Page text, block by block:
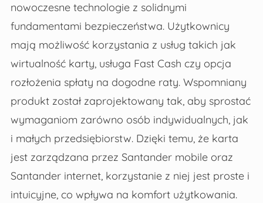
nowoczesne technologie z solidnymi
fundamentami bezpieczeństwa. Użytkownicy
mają możliwość korzystania z usług takich jak
wirtualność karty, usługa Fast Cash czy opcja
rozłożenia spłaty na dogodne raty. Wspomniany
produkt został zaprojektowany tak, aby sprostać
wymaganiom zarówno osób indywidualnych, jak
i małych przedsiębiorstw. Dzięki temu, że karta
jest zarządzana przez Santander mobile oraz
Santander internet, korzystanie z niej jest proste i
intuicyjne, co wpływa na komfort użytkowania.